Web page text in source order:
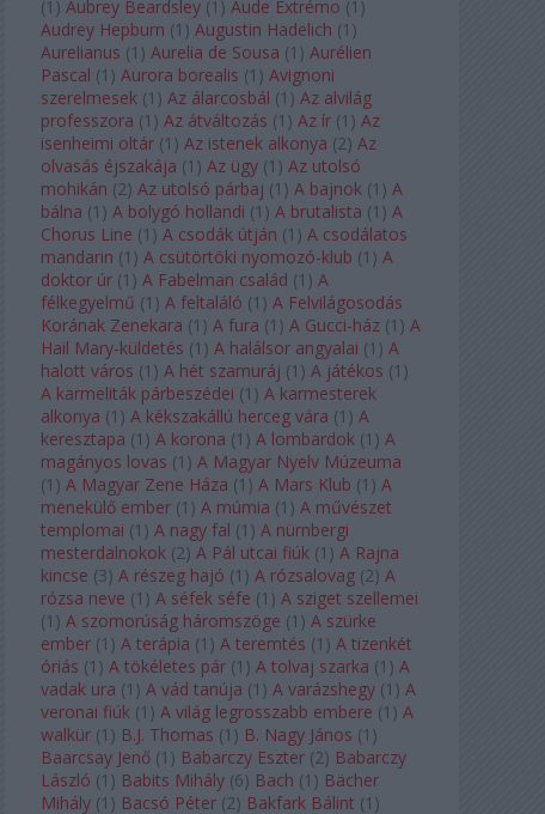
(1 ) Aubrey Beardsley (1 ) Aude Extrémo (1 )
Audrey Hepburn (1 ) Augustin Hadelich (1 )
Aurelianus (1 ) Aurelia de Sousa (1 ) Aurélien
Pascal (1 ) Aurora borealis (1 ) Avignoni
szerelmesek (1 ) Az álarcosbál (1 ) Az alvilág
professzora (1 ) Az átváltozás (1 ) Az ír (1 ) Az
isenheimi oltár (1 ) Az istenek alkonya (2) Az
olvasás éjszakája (1 ) Az ügy (1 ) Az utolsó
mohikán (2) Az utolsó párbaj (1 ) A bajnok (1 ) A
bálna (1 ) A bolygó hollandi (1 ) A brutalista (1 ) A
Chorus Line (1 ) A csodák útján (1 ) A csodálatos
mandarin (1 ) A csütörtöki nyomozó-klub (1 ) A
doktor úr (1 ) A Fabelman család (1 ) A
félkegyelmű (1 ) A feltaláló (1 ) A Felvilágosodás
Korának Zenekara (1 ) A fura (1 ) A Gucci-ház (1 ) A
Hail Mary-küldetés (1 ) A halálsor angyalai (1 ) A
halott város (1 ) A hét szamuráj (1 ) A játékos (1 )
A karmeliták párbeszédei (1 ) A karmesterek
alkonya (1 ) A kékszakállú herceg vára (1 ) A
keresztapa (1 ) A korona (1 ) A lombardok (1 ) A
magányos lovas (1 ) A Magyar Nyelv Múzeuma
(1 ) A Magyar Zene Háza (1 ) A Mars Klub (1 ) A
menekülő ember (1 ) A múmia (1 ) A művészet
templomai (1 ) A nagy fal (1 ) A nürnbergi
mesterdalnokok (2) A Pál utcai fiúk (1 ) A Rajna
kincse (3) A részeg hajó (1 ) A rózsalovag (2) A
rózsa neve (1 ) A séfek séfe (1 ) A sziget szellemei
(1 ) A szomorúság háromszöge (1 ) A szürke
ember (1 ) A terápia (1 ) A teremtés (1 ) A tizenkét
óriás (1 ) A tökéletes pár (1 ) A tolvaj szarka (1 ) A
vadak ura (1 ) A vád tanúja (1 ) A varázshegy (1 ) A
veronai fiúk (1 ) A világ legrosszabb embere (1 ) A
walkür (1 ) B.J. Thomas (1 ) B. Nagy János (1 )
Baarcsay Jenő (1 ) Babarczy Eszter (2) Babarczy
László (1 ) Babits Mihály (6) Bach (1 ) Bächer
Mihály (1 ) Bacsó Péter (2) Bakfark Bálint (1 )